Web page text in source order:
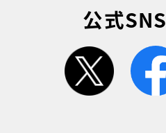
公式
twitter